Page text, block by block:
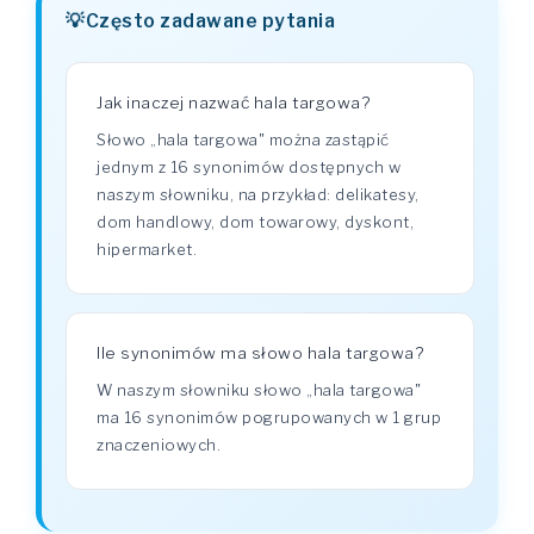
Często zadawane pytania
Jak inaczej nazwać hala targowa?
Słowo „hala targowa" można zastąpić
jednym z 16 synonimów dostępnych w
naszym słowniku, na przykład: delikatesy,
dom handlowy, dom towarowy, dyskont,
hipermarket.
Ile synonimów ma słowo hala targowa?
W naszym słowniku słowo „hala targowa"
ma 16 synonimów pogrupowanych w 1 grup
znaczeniowych.